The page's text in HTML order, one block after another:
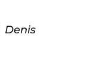
Denis